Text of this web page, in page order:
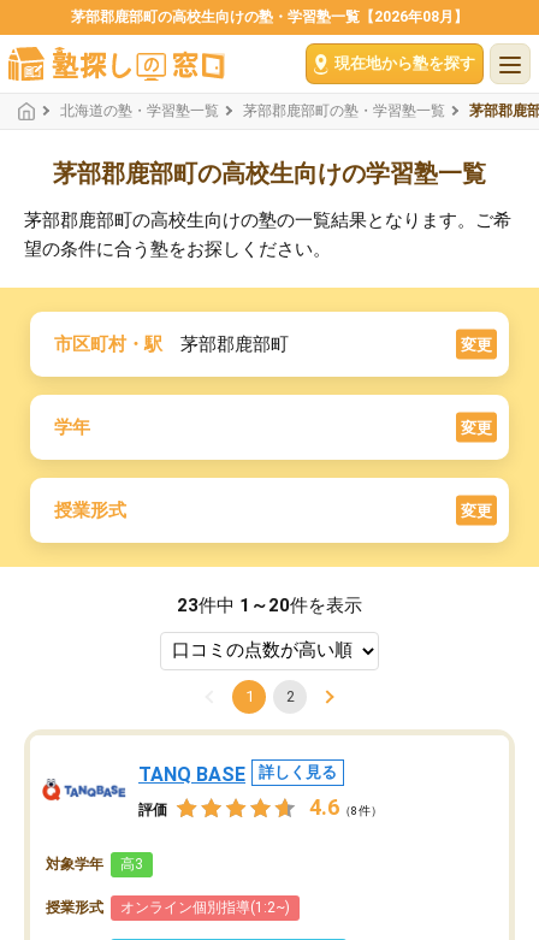
茅部郡鹿部町の高校生向けの塾・学習塾一覧【2026年08月】
現在地から塾を探す
北海道の塾・学習塾一覧 茅部郡鹿部町の塾・学習塾一覧 茅部郡鹿
茅部郡鹿部町の高校生向けの学習塾一覧
茅部郡鹿部町の高校生向けの塾の一覧結果となります。ご希
望の条件に合う塾をお探しください。
市区町村・駅 茅部郡鹿部町 変更
学年 変更
授業形式 変更
23件中 1～20件を表示
1 2
TANQ BASE 詳しく見る
評価 4.6 （8件）
対象学年 高3
授業形式 オンライン個別指導(1:2~)